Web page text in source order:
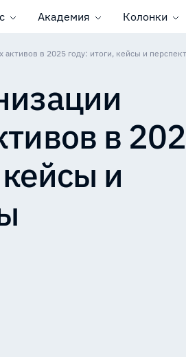
Академия Колонки
активов в 2025 году: итоги, кейсы и
в
и